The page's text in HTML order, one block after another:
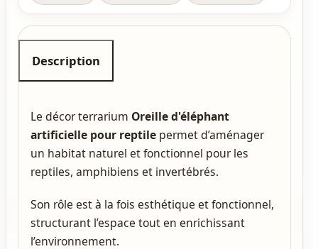
Description
Le décor terrarium Oreille d'éléphant
artificielle pour reptilepermet d’aménager
un habitat naturel et fonctionnel pour les
reptiles, amphibiens et invertébrés.
Son rôle est à la fois esthétique et fonctionnel,
structurant l’espace tout en enrichissant
l’environnement.